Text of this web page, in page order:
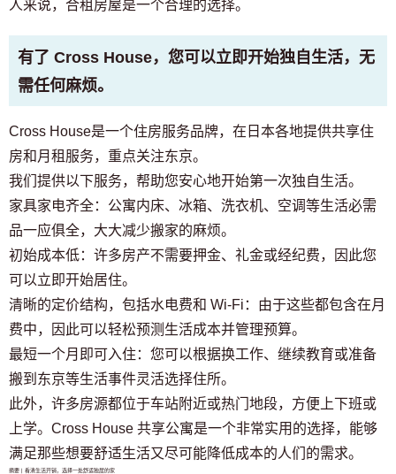
人来说，合租房屋是一个合理的选择。
有了 Cross House，您可以立即开始独自生活，无
需任何麻烦。
Cross House是一个住房服务品牌，在日本各地提供共享住
房和月租服务，重点关注东京。
我们提供以下服务，帮助您安心地开始第一次独自生活。
家具家电齐全：公寓内床、冰箱、洗衣机、空调等生活必需
品一应俱全，大大减少搬家的麻烦。
初始成本低：许多房产不需要押金、礼金或经纪费，因此您
可以立即开始居住。
清晰的定价结构，包括水电费和 Wi-Fi：由于这些都包含在月
费中，因此可以轻松预测生活成本并管理预算。
最短一个月即可入住：您可以根据换工作、继续教育或准备
搬到东京等生活事件灵活选择住所。
此外，许多房源都位于车站附近或热门地段，方便上下班或
上学。Cross House 共享公寓是一个非常实用的选择，能够
满足那些想要舒适生活又尽可能降低成本的人们的需求。
摘要 | 看清生活开销，选择一处舒适独居的家